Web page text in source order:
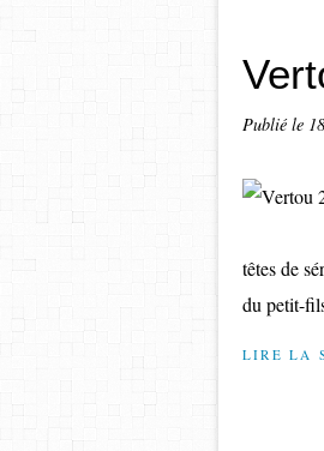
Publié le
têtes de
du petit-
LIRE LA